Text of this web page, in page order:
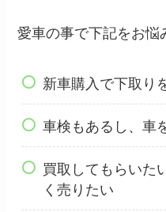
愛車の事で下記をお悩
新車購入で下取り
車検もあるし、車
買取してもらいた
く売りたい